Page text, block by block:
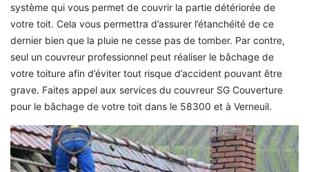
système qui vous permet de couvrir la partie détériorée de
votre toit. Cela vous permettra d’assurer l’étanchéité de ce
dernier bien que la pluie ne cesse pas de tomber. Par contre,
seul un couvreur professionnel peut réaliser le bâchage de
votre toiture afin d’éviter tout risque d’accident pouvant être
grave. Faites appel aux services du couvreur SG Couverture
pour le bâchage de votre toit dans le 58300 et à Verneuil.